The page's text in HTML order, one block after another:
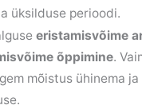
üksilduse perioodi.
eristamisvõime
õppimine.
mõistus ühinema